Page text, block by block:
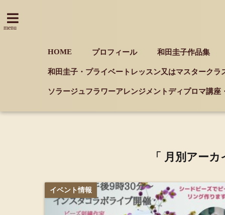
menu
HOME プロフィール 和田圭子作品集
和田圭子・プライベートレッスン又はマスタークラ
ソラージュフラワーアレンジメントディプロマ講座
「 月別アー
イベント情報